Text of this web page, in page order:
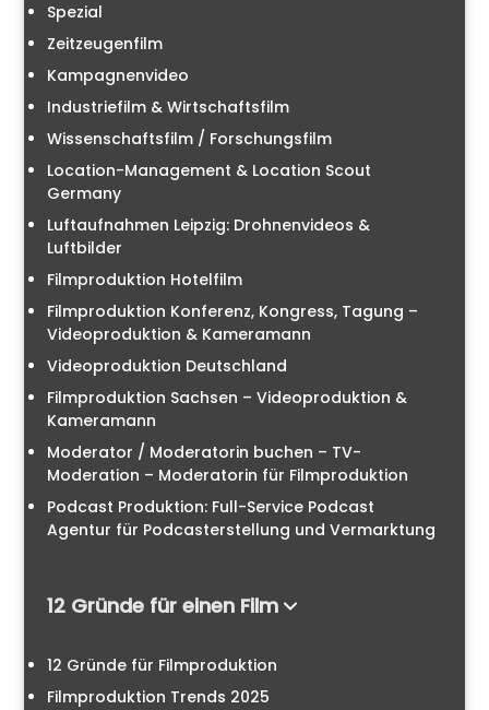
Spezial
Zeitzeugenfilm
Kampagnenvideo
Industriefilm & Wirtschaftsfilm
Wissenschaftsfilm / Forschungsfilm
Location-Management & Location Scout
Germany
Luftaufnahmen Leipzig: Drohnenvideos &
Luftbilder
Filmproduktion Hotelfilm
Filmproduktion Konferenz, Kongress, Tagung –
Videoproduktion & Kameramann
Videoproduktion Deutschland
Filmproduktion Sachsen – Videoproduktion &
Kameramann
Moderator / Moderatorin buchen – TV-
Moderation – Moderatorin für Filmproduktion
Podcast Produktion: Full-Service Podcast
Agentur für Podcasterstellung und Vermarktung
12 Gründe für einen Film
12 Gründe für Filmproduktion
Filmproduktion Trends 2025